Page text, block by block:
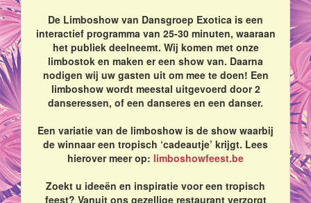
De Limboshow van Dansgroep Exotica is een
interactief programma van 25-30 minuten, waaraan
het publiek deelneemt. Wij komen met onze
limbostok en maken er een show van. Daarna
nodigen wij uw gasten uit om mee te doen! Een
limboshow wordt meestal uitgevoerd door 2
danseressen, of een danseres en een danser.
Een variatie van de limboshow is de show waarbij
de winnaar een tropisch ‘cadeautje’ krijgt. Lees
hierover meer op: limboshowfeest.be
Zoekt u ideeën en inspiratie voor een tropisch
feest? Vanuit ons gezellige restaurant verzorgt